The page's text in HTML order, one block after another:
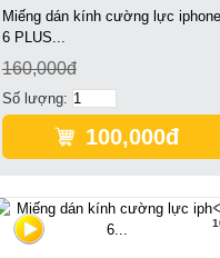
Miếng dán kính cường lực iphone
6 PLUS...
160,000đ
Số lượng:
100,000đ